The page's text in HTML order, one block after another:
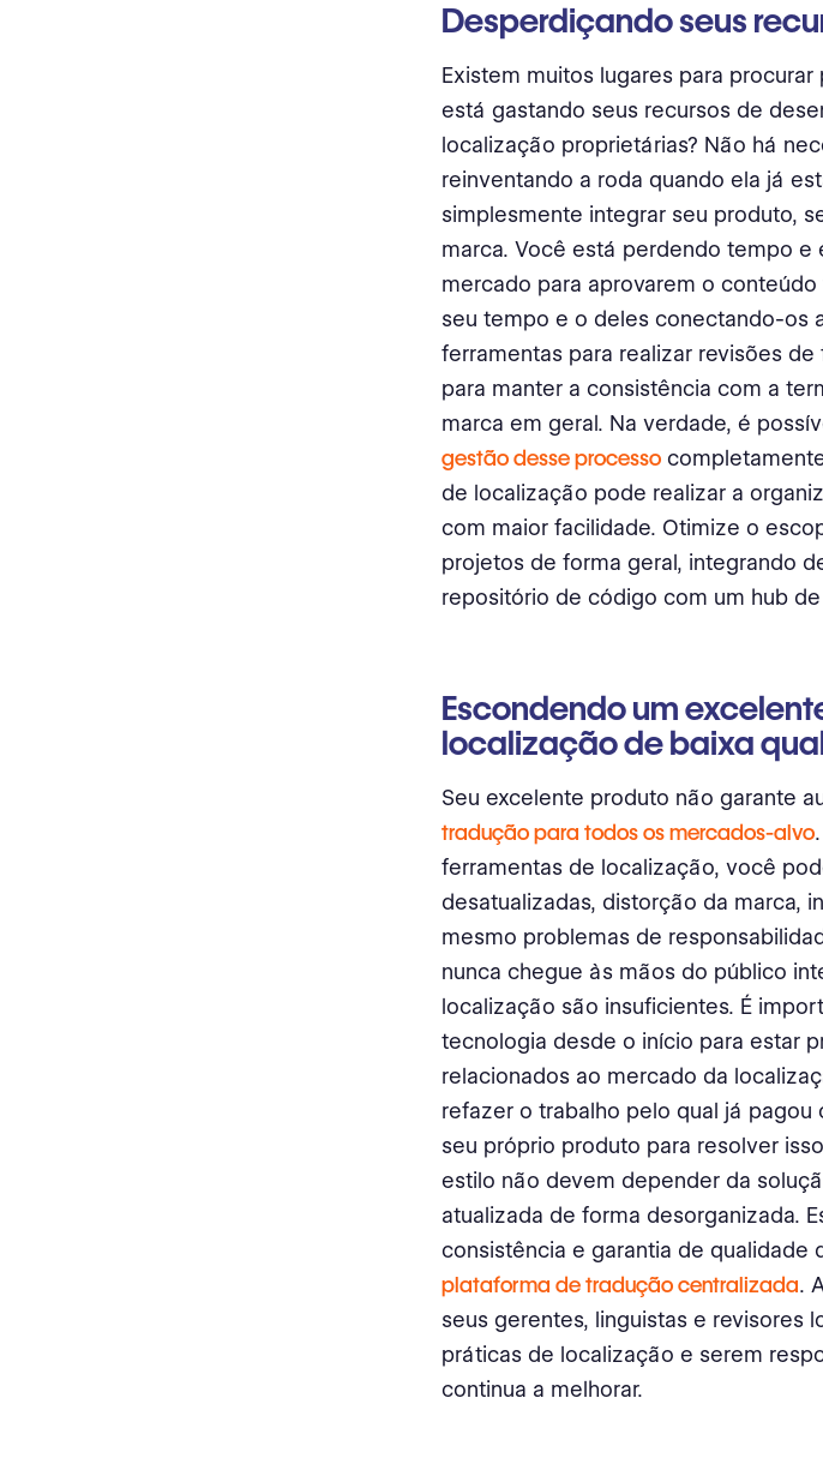
Desperdiçando seus
Existem muitos lugares para
está gastando seus recursos de
localização proprietárias? Não há
reinventando a roda quando ela já
simplesmente integrar seu produto,
marca. Você está perdendo tempo
mercado para aprovarem o
seu tempo e o deles conectando-os
ferramentas para realizar revisões
para manter a consistência com a
marca em geral. Na verdade, é
gestão desse processo
de localização pode realizar a
com maior facilidade. Otimize o
projetos de forma geral, integrando
repositório de código com um hub
Escondendo um
localização de baixa
Seu excelente produto não garante
tradução para todos os mercados-alvo
ferramentas de localização, você
desatualizadas, distorção da marca,
mesmo problemas de
nunca chegue às mãos do público
localização são insuficientes. É
tecnologia desde o início para estar
relacionados ao mercado da
refazer o trabalho pelo qual já
seu próprio produto para resolver
estilo não devem depender da
atualizada de forma desorganizada.
consistência e garantia de qualidade
plataforma de tradução centralizada.
seus gerentes, linguistas e revisores
práticas de localização e serem
continua a melhorar.